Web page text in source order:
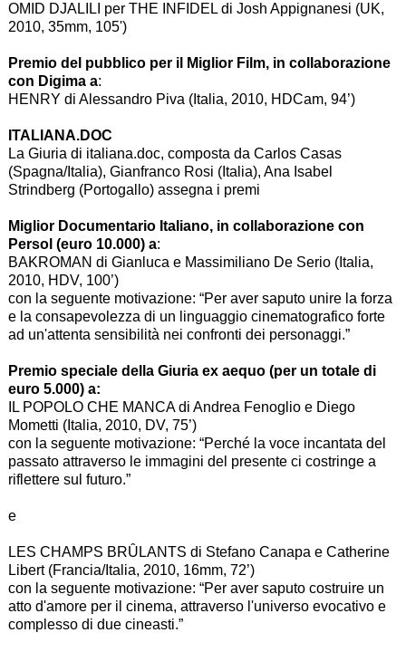
OMID DJALILI per THE INFIDEL di Josh Appignanesi (UK,
2010, 35mm, 105')
Premio del pubblico per il Miglior Film, in collaborazione
con Digima a:
HENRY di Alessandro Piva (Italia, 2010, HDCam, 94’)
ITALIANA.DOC
La Giuria di italiana.doc, composta da Carlos Casas
(Spagna/Italia), Gianfranco Rosi (Italia), Ana Isabel
Strindberg (Portogallo) assegna i premi
Miglior Documentario Italiano, in collaborazione con
Persol (euro 10.000) a:
BAKROMAN di Gianluca e Massimiliano De Serio (Italia,
2010, HDV, 100’)
con la seguente motivazione: “Per aver saputo unire la forza
e la consapevolezza di un linguaggio cinematografico forte
ad un'attenta sensibilità nei confronti dei personaggi.”
Premio speciale della Giuria ex aequo (per un totale di
euro 5.000) a:
IL POPOLO CHE MANCA di Andrea Fenoglio e Diego
Mometti (Italia, 2010, DV, 75’)
con la seguente motivazione: “Perché la voce incantata del
passato attraverso le immagini del presente ci costringe a
riflettere sul futuro.”
e
LES CHAMPS BRÛLANTS di Stefano Canapa e Catherine
Libert (Francia/Italia, 2010, 16mm, 72’)
con la seguente motivazione: “Per aver saputo costruire un
atto d'amore per il cinema, attraverso l'universo evocativo e
complesso di due cineasti.”